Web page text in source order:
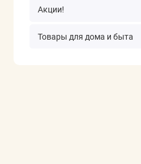
Акции!
Товары для дома и быта